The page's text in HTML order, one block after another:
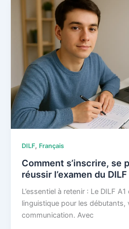
écrite
adaptative
l’oral
test
CLOE
avec
un
évaluateur
?
DILF, Français
Comment s’inscrire, se
réussir l’examen du
L’essentiel à retenir : Le DILF
linguistique pour les débutants,
communication. Avec